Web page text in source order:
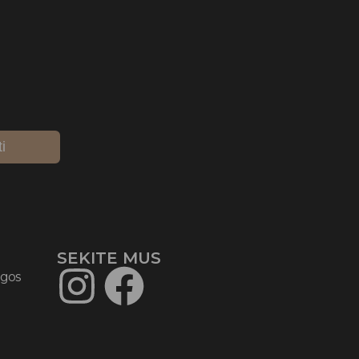
SEKITE MUS​